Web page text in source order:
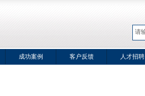
成功案例 客户反馈 人才招聘